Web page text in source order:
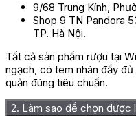
9/68 Trung Kính,
Shop 9 TN Pandora
TP. Hà Nội.
Tất cả sản phẩm rượu tại
ngạch, có tem nhãn đầy
quản đúng tiêu chuẩn.
2. Làm sao để chọn được